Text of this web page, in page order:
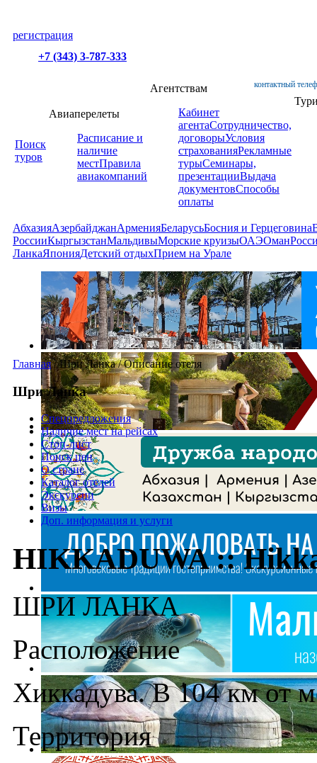
регистрация
+7 (343) 3-787-333
контактный
Поиск
туров
Авиаперелеты
Расписание и
наличие
местПравила
авиакомпаний
Агентствам
Кабинет
агентаСотрудничество,
договорыУсловия
страхованияРекламные
турыСеминары,
презентацииВыдача
документовСпособы
оплаты
АбхазияАзербайджанАрменияБеларусьБосния и Герцеговина
РоссииКыргызстанМальдивыМорские круизыОАЭОман
ЛанкаЯпонияДетский отдыхПрием на Урале
Главная /Шри Ланка/Описание отеля
Шри Ланка
Спецпредложения
Наличие мест на рейсах
Стоп-лист
Поиск цен
О стране
Каталог отелей
Экскурсии
Визы
Доп. информация и услуги
HIKKADUWA ::
ШРИ ЛАНКА
Расположение
Хиккадува. В 104 км от
Территория